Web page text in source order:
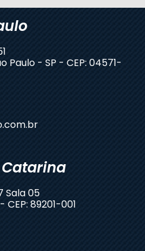
Paulo - SP - CEP: 04571-
Sala 05
89201-001